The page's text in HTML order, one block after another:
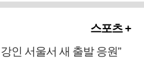
스포츠 +
강인 서울서 새 출발 응원”